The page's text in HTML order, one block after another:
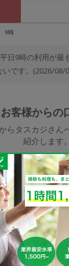
9時
日9時の利用が最
いです。(2026/08/
お客様からの
らタスカジさん
紹介します。
美味しい料理を作
ました。家族一同
多様な料理を作っ